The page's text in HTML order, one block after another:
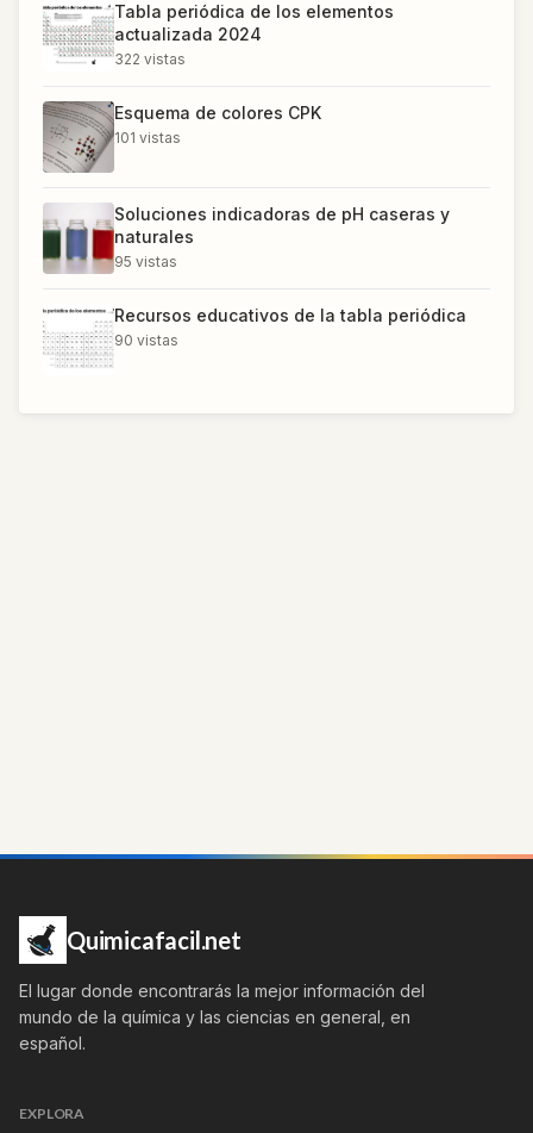
Tabla periódica de los elementos
actualizada 2024
322 vistas
Esquema de colores CPK
101 vistas
Soluciones indicadoras de pH caseras y
naturales
95 vistas
Recursos educativos de la tabla periódica
90 vistas
Quimicafacil.net
El lugar donde encontrarás la mejor información del
mundo de la química y las ciencias en general, en
español.
EXPLORA